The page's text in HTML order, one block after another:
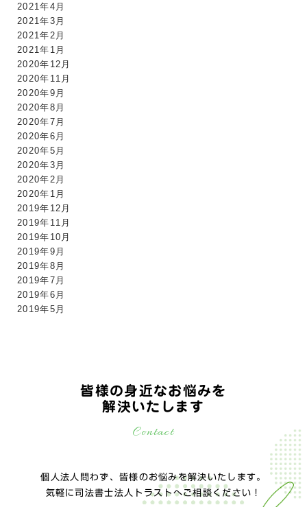
2021年4月
2021年3月
2021年2月
2021年1月
2020年12月
2020年11月
2020年9月
2020年8月
2020年7月
2020年6月
2020年5月
2020年3月
2020年2月
2020年1月
2019年12月
2019年11月
2019年10月
2019年9月
2019年8月
2019年7月
2019年6月
2019年5月
皆様の身近なお悩みを
解決いたします
Contact
個人法人問わず、皆様のお悩みを解決いたします。
気軽に司法書士法人トラストへご相談ください！